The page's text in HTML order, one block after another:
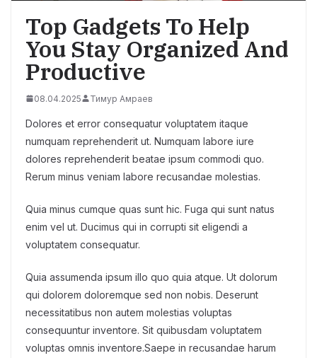
Top Gadgets To Help
You Stay Organized And
Productive
08.04.2025 Тимур Амраев
Dolores et error consequatur voluptatem itaque
numquam reprehenderit ut. Numquam labore iure
dolores reprehenderit beatae ipsum commodi quo.
Rerum minus veniam labore recusandae molestias.
Quia minus cumque quas sunt hic. Fuga qui sunt natus
enim vel ut. Ducimus qui in corrupti sit eligendi a
voluptatem consequatur.
Quia assumenda ipsum illo quo quia atque. Ut dolorum
qui dolorem doloremque sed non nobis. Deserunt
necessitatibus non autem molestias voluptas
consequuntur inventore. Sit quibusdam voluptatem
voluptas omnis inventore.Saepe in recusandae harum